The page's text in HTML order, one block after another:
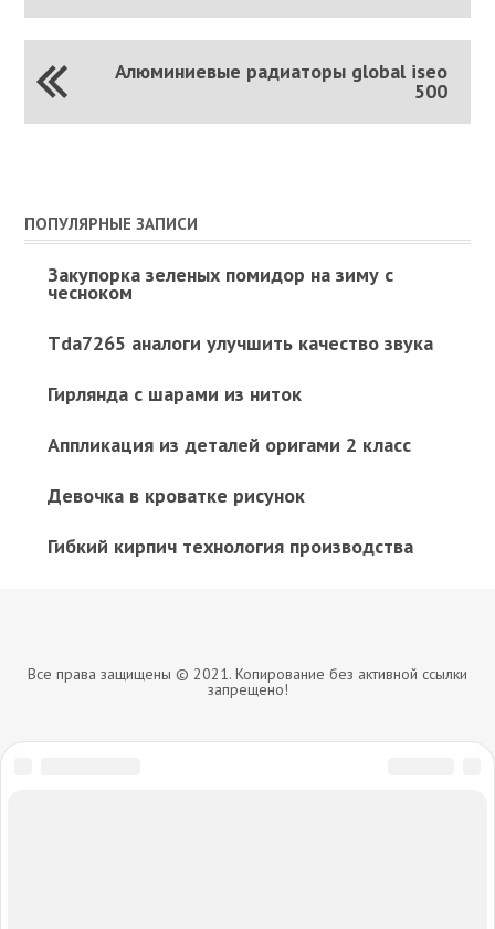
Алюминиевые радиаторы global iseo
500
ПОПУЛЯРНЫЕ ЗАПИСИ
Закупорка зеленых помидор на зиму с
чесноком
Tda7265 аналоги улучшить качество звука
Гирлянда с шарами из ниток
Аппликация из деталей оригами 2 класс
Девочка в кроватке рисунок
Гибкий кирпич технология производства
Все права защищены © 2021. Копирование без активной ссылки
запрещено!